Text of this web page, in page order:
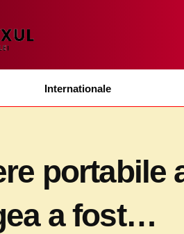
Internationale
portabile
a fost…